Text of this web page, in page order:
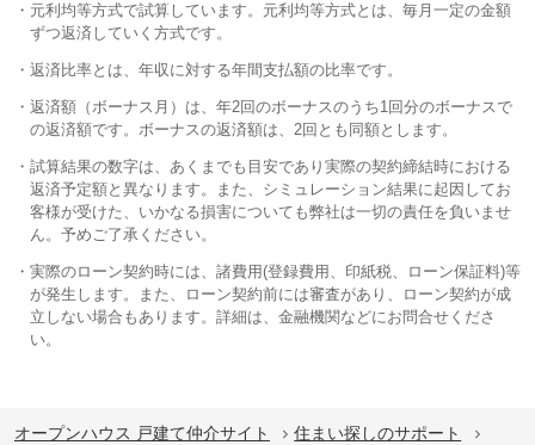
元利均等方式で試算しています。元利均等方式とは、毎月一定の金額
ずつ返済していく方式です。
返済比率とは、年収に対する年間支払額の比率です。
返済額（ボーナス月）は、年2回のボーナスのうち1回分のボーナスで
の返済額です。ボーナスの返済額は、2回とも同額とします。
試算結果の数字は、あくまでも目安であり実際の契約締結時における
返済予定額と異なります。また、シミュレーション結果に起因してお
客様が受けた、いかなる損害についても弊社は一切の責任を負いませ
ん。予めご了承ください。
実際のローン契約時には、諸費用(登録費用、印紙税、ローン保証料)等
が発生します。また、ローン契約前には審査があり、ローン契約が成
立しない場合もあります。詳細は、金融機関などにお問合せくださ
い。
オープンハウス 戸建て仲介サイト
住まい探しのサポート